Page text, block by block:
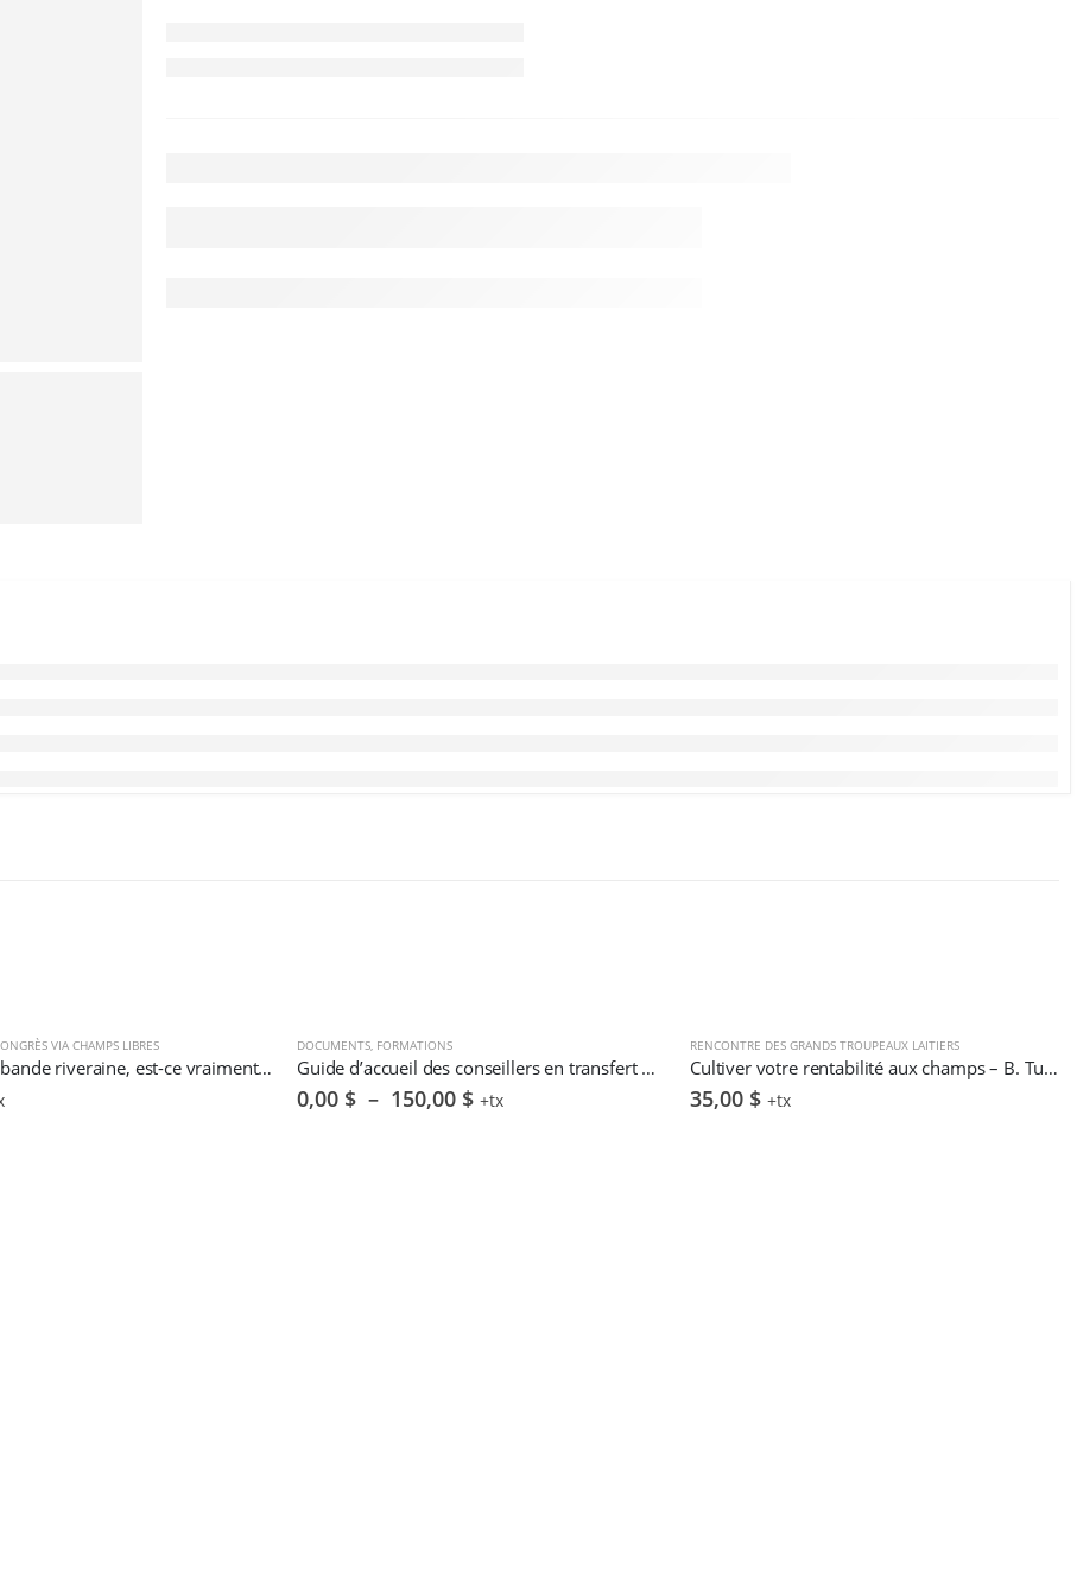
VIA CHAMPS LIBRES
Cultiver ma bande riveraine, est-ce vraiment payant ? – S. Choquette & D. Larochelle
DOCUMENTS, FORMATIONS
Guide d’accueil des conseillers en transfert d’entreprise agricole (PDF)
0,00 $ – 150,00 $Plage
+tx
RENCONTRE DES GRANDS TROUPEAUX LAITIERS
Cultiver votre rentabilité aux champs – B. Turgeon & C. Labrecque
35,00 $ +tx